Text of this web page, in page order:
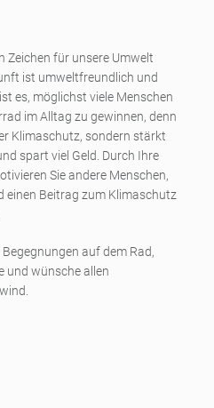
Zeichen für unsere Umwelt
ist umweltfreundlich und
es, möglichst viele Menschen
im Alltag zu gewinnen, denn
Klimaschutz, sondern stärkt
spart viel Geld. Durch Ihre
Sie andere Menschen,
einen Beitrag zum Klimaschutz
auf dem Rad,
und wünsche allen